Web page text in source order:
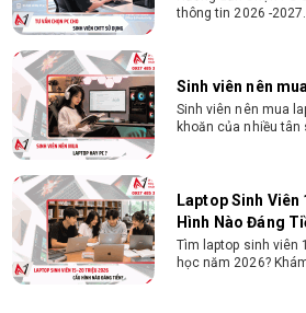
thông tin 2026 -
Sinh viên nên
Sinh viên nên mua
khoăn của nhiều tân
Laptop Sinh
Hình Nào Đáng
Tìm laptop sinh viên
học năm 2026?